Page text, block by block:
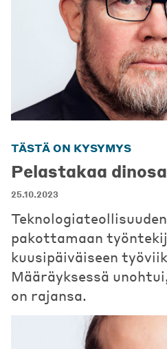
TÄSTÄ ON KYSYMYS
Pelastakaa
25.10.2023
pakottamaan
kuusipäiväiseen
Määräyksessä
on rajansa.